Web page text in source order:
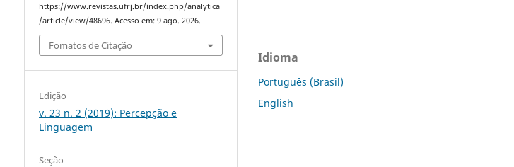
https://www.revistas.ufrj.br/index.php/analytica
/article/view/48696. Acesso em: 9 ago. 2026.
Fomatos de Citação
Edição
v. 23 n. 2 (2019): Percepção e
Linguagem
Seção
Idioma
Português (Brasil)
English